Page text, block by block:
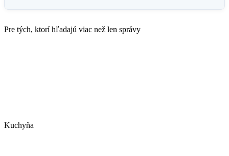
Pre tých, ktorí hľadajú viac než len správy
Kuchyňa